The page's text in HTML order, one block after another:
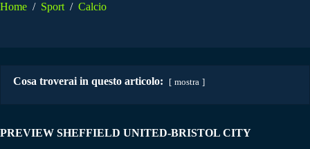
Home / Sport / Calcio
Cosa troverai in questo articolo: mostra
PREVIEW SHEFFIELD UNITED-BRISTOL CITY